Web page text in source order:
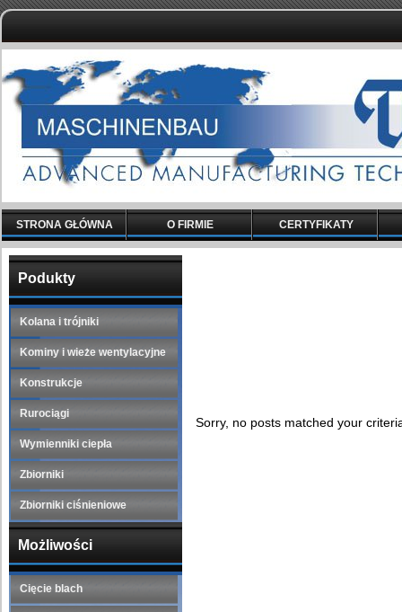
STRONA GŁÓWNA O FIRMIE CERTYFIKATY
Podukty
Kolana i trójniki
Kominy i wieże wentylacyjne
Konstrukcje
Rurociągi
Wymienniki ciepła
Zbiorniki
Zbiorniki ciśnieniowe
Możliwości
Cięcie blach
Sorry, no posts matched your